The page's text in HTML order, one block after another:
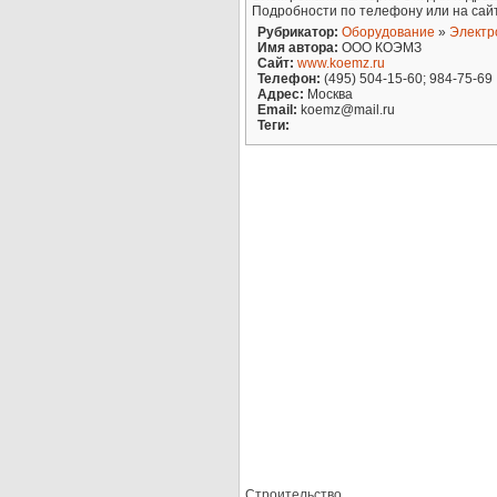
Подробности по телефону или на
Рубрикатор: Оборудование »
Имя автора: ООО КОЭМЗ
Сайт: www.koemz.ru
Телефон: (495) 504-15-60; 984-75-69
Адрес: Москва
Email: koemz@mail.ru
Теги: